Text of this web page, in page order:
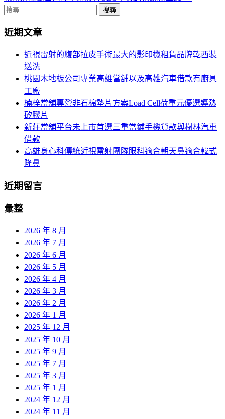
章
航
搜
關
近期文章
近視雷射的腹部拉皮手術最大的影印機租賃品牌乾西裝
送洗
桃園木地板公司專業高雄當舖以及高雄汽車借款有廚具
工廠
楠梓當舖專營非石棉墊片方案Load Cell荷重元優選導熱
矽膠片
新莊當舖平台未上市首選三重當鋪手機貸款與樹林汽車
借款
高雄身心科傳統近視雷射團隊眼科適合朝天鼻適合韓式
隆鼻
近期留言
彙整
2026 年 8 月
2026 年 7 月
2026 年 6 月
2026 年 5 月
2026 年 4 月
2026 年 3 月
2026 年 2 月
2026 年 1 月
2025 年 12 月
2025 年 10 月
2025 年 9 月
2025 年 7 月
2025 年 3 月
2025 年 1 月
2024 年 12 月
2024 年 11 月